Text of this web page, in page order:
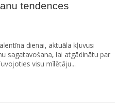
tendences
dienai, aktuāla kļuvusi
sagatavošana, lai atgādinātu par
visu mīlētāju...